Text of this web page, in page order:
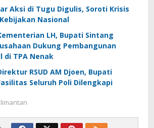
Aksi di Tugu Digulis, Soroti Krisis
Nasional
LH, Bupati Sintang
Dukung Pembangunan
di TPA Nenak
RSUD AM Djoen, Bupati
Seluruh Poli Dilengkapi